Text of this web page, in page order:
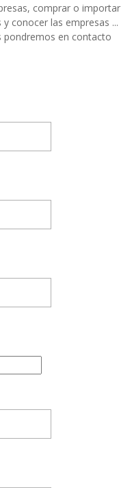
comprar o importar
conocer las empresas ...
pondremos en contacto